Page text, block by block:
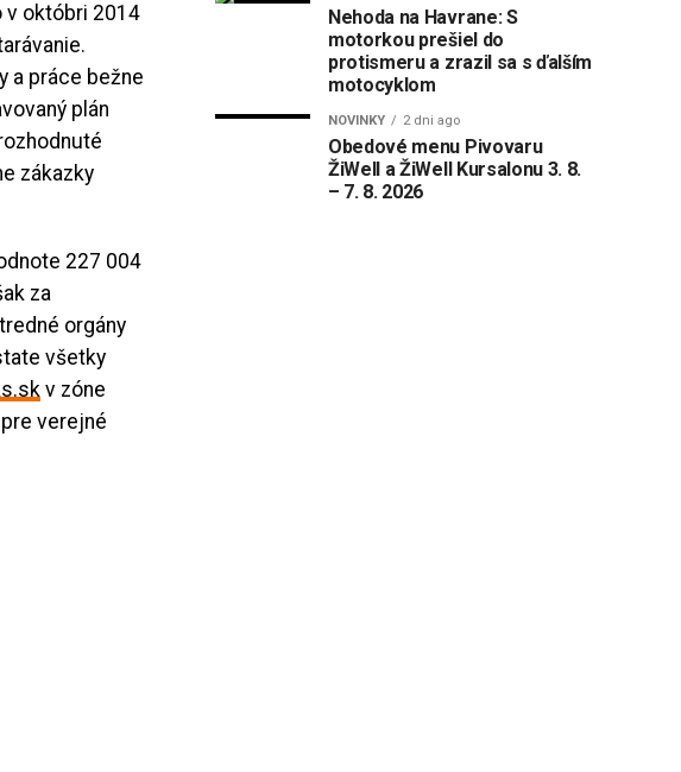
v októbri 2014
a práce bežne
plán
zákazky
227 004
za
orgány
všetky
v zóne
verejné
Nehoda na Havrane: S
motorkou prešiel do
protismeru a zrazil sa s ďalším
motocyklom
NOVINKY 2 dni ago
Obedové menu Pivovaru
ŽiWell a ŽiWell Kursalonu 3. 8.
– 7. 8. 2026